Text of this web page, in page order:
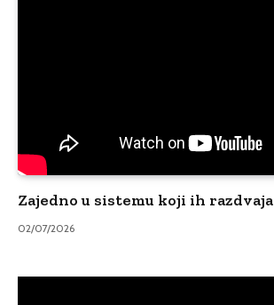
Zajedno u sistemu koji ih razdvaja
02/07/2026